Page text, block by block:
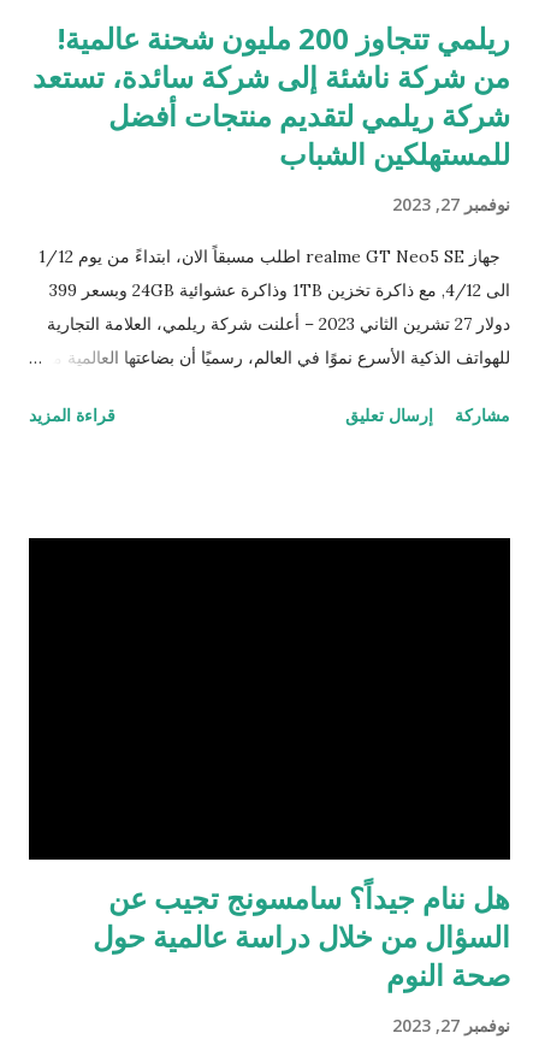
ريلمي تتجاوز 200 مليون شحنة عالمية!
من شركة ناشئة إلى شركة سائدة، تستعد
شركة ريلمي لتقديم منتجات أفضل
للمستهلكين الشباب
نوفمبر 27, 2023
جهاز realme GT Neo5 SE اطلب مسبقاً الان، ابتداءً من يوم 1/12
الى 4/12, مع ذاكرة تخزين 1TB وذاكرة عشوائية 24GB وبسعر 399
دولار 27 تشرين الثاني 2023 – أعلنت شركة ريلمي، العلامة التجارية
للهواتف الذكية الأسرع نموًا في العالم، رسميًا أن بضاعتها العالمية من
مبيعات في عام 2021، واصلت شركة ريلمي التقدم إلى الأمام مع
مشاركة إرسال تعليق قراءة المزيد
هل ننام جيداً؟ سامسونج تجيب عن
السؤال من خلال دراسة عالمية حول
صحة النوم
نوفمبر 27, 2023